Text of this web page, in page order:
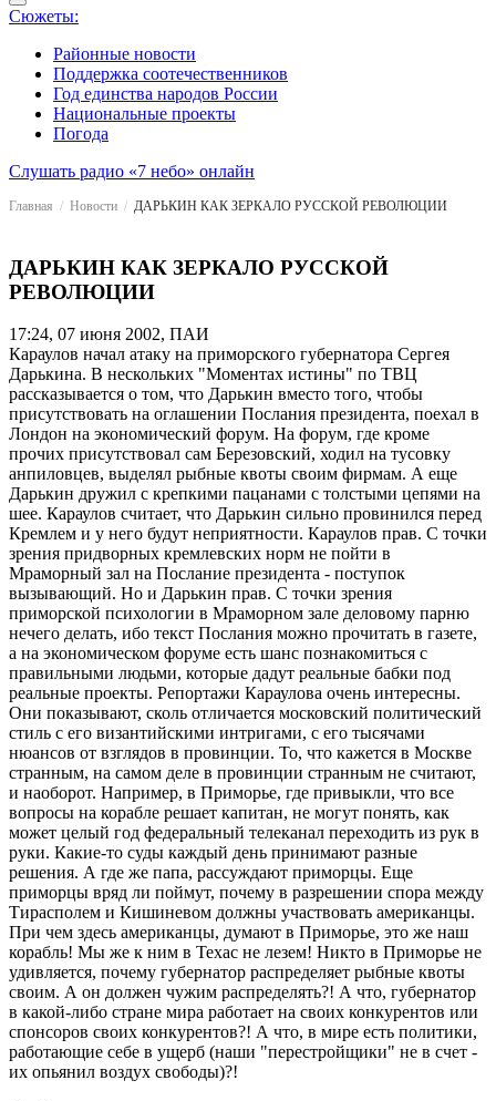
Сюжеты:
Районные новости
Поддержка соотечественников
Год единства народов России
Национальные проекты
Погода
Слушать радио «7 небо» онлайн
Главная Новости ДАРЬКИН КАК ЗЕРКАЛО РУССКОЙ РЕВОЛЮЦИИ
ДАРЬКИН КАК ЗЕРКАЛО РУССКОЙ
РЕВОЛЮЦИИ
17:24, 07 июня 2002, ПАИ
Караулов начал атаку на приморского губернатора Сергея
Дарькина. В нескольких "Моментах истины" по ТВЦ
рассказывается о том, что Дарькин вместо того, чтобы
присутствовать на оглашении Послания президента, поехал в
Лондон на экономический форум. На форум, где кроме
прочих присутствовал сам Березовский, ходил на тусовку
анпиловцев, выделял рыбные квоты своим фирмам. А еще
Дарькин дружил с крепкими пацанами с толстыми цепями на
шее. Караулов считает, что Дарькин сильно провинился перед
Кремлем и у него будут неприятности. Караулов прав. С точки
зрения придворных кремлевских норм не пойти в
Мраморный зал на Послание президента - поступок
вызывающий. Но и Дарькин прав. С точки зрения
приморской психологии в Мраморном зале деловому парню
нечего делать, ибо текст Послания можно прочитать в газете,
а на экономическом форуме есть шанс познакомиться с
правильными людьми, которые дадут реальные бабки под
реальные проекты. Репортажи Караулова очень интересны.
Они показывают, сколь отличается московский политический
стиль с его византийскими интригами, с его тысячами
нюансов от взглядов в провинции. То, что кажется в Москве
странным, на самом деле в провинции странным не считают,
и наоборот. Например, в Приморье, где привыкли, что все
вопросы на корабле решает капитан, не могут понять, как
может целый год федеральный телеканал переходить из рук в
руки. Какие-то суды каждый день принимают разные
решения. А где же папа, рассуждают приморцы. Еще
приморцы вряд ли поймут, почему в разрешении спора между
Тирасполем и Кишиневом должны участвовать американцы.
При чем здесь американцы, думают в Приморье, это же наш
корабль! Мы же к ним в Техас не лезем! Никто в Приморье не
удивляется, почему губернатор распределяет рыбные квоты
своим. А он должен чужим распределять?! А что, губернатор
в какой-либо стране мира работает на своих конкурентов или
спонсоров своих конкурентов?! А что, в мире есть политики,
работающие себе в ущерб (наши "перестройщики" не в счет -
их опьянил воздух свободы)?!